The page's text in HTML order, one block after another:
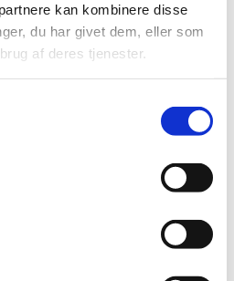
kan kombinere disse
du har givet dem, eller som
af deres tjenester.
selskaber om
begyndt at se på
…